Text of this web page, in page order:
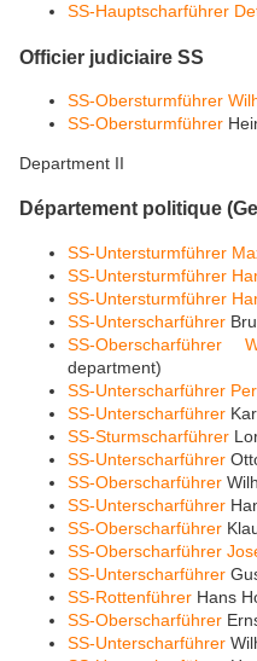
SS-Hauptscharführer
Officier judiciaire SS
SS-Obersturmführer
SS-Obersturmführer
Department II
Département politique
SS-Untersturmführer
SS-Untersturmführer
SS-Untersturmführer
SS-Unterscharführer
SS-Oberscharführer
department)
SS-Unterscharführer
SS-Unterscharführer
SS-Sturmscharführer
SS-Unterscharführer
SS-Oberscharführer
SS-Unterscharführer
SS-Oberscharführer
SS-Oberscharführer
SS-Unterscharführer
SS-Rottenführer Hans
SS-Oberscharführer
SS-Unterscharführer